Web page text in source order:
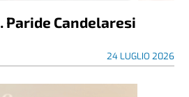
Paride Candelaresi
24 LUGLIO 2026